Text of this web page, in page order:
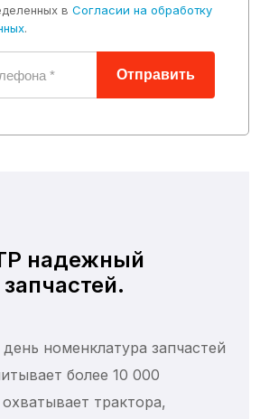
кабины
в Согласии на обработку
.
Отправить
надежный
номенклатура запчастей
более 10 000
трактора,